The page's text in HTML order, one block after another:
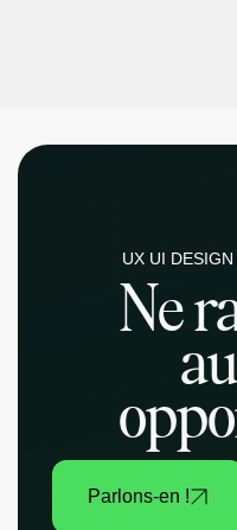
UX UI
Ne
Parlons-en !